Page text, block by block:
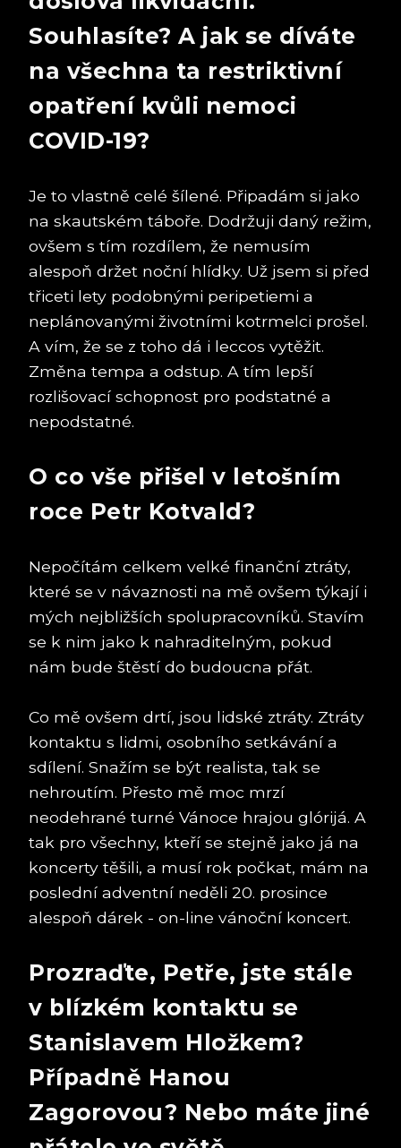
Souhlasíte? A jak se díváte
na všechna ta restriktivní
opatření kvůli nemoci
COVID-19?
Je to vlastně celé šílené. Připadám si jako
na skautském táboře. Dodržuji daný režim,
ovšem s tím rozdílem, že nemusím
alespoň držet noční hlídky. Už jsem si před
třiceti lety podobnými peripetiemi a
neplánovanými životními kotrmelci prošel.
A vím, že se z toho dá i leccos vytěžit.
Změna tempa a odstup. A tím lepší
rozlišovací schopnost pro podstatné a
nepodstatné.
O co vše přišel v letošním
roce Petr Kotvald?
Nepočítám celkem velké finanční ztráty,
které se v návaznosti na mě ovšem týkají i
mých nejbližších spolupracovníků. Stavím
se k nim jako k nahraditelným, pokud
nám bude štěstí do budoucna přát.
Co mě ovšem drtí, jsou lidské ztráty. Ztráty
kontaktu s lidmi, osobního setkávání a
sdílení. Snažím se být realista, tak se
nehroutím. Přesto mě moc mrzí
neodehrané turné Vánoce hrajou glórijá. A
tak pro všechny, kteří se stejně jako já na
koncerty těšili, a musí rok počkat, mám na
poslední adventní neděli 20. prosince
alespoň dárek - on-line vánoční koncert.
Prozraďte, Petře, jste stále
v blízkém kontaktu se
Stanislavem Hložkem?
Případně Hanou
Zagorovou? Nebo máte jiné